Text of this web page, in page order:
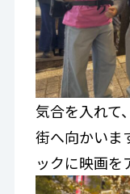
気合を入れて
街へ向かいま
ックに映画を